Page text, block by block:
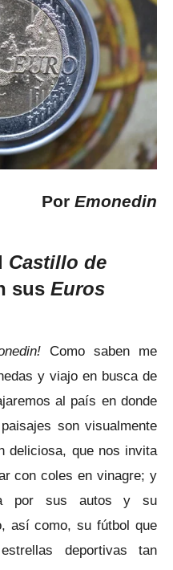
Por Emonedin
Castillo de
sus Euros
Como saben me
y viajo en busca de
al país en donde
son visualmente
deliciosa, que nos invita
con coles en vinagre; y
por sus autos y su
así como, su fútbol que
deportivas tan